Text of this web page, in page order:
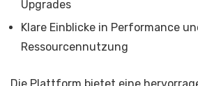
Upgrades
Klare Einblicke in Performance
Ressourcennutzung
Die Plattform bietet eine